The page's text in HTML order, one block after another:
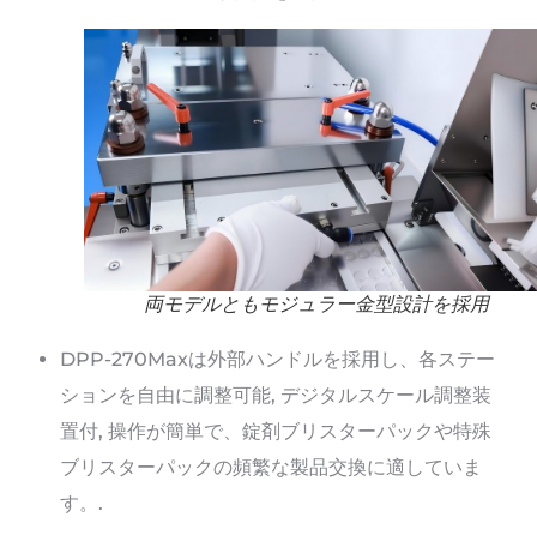
両モデルともモジュラー金型設計を採用
DPP-270Maxは外部ハンドルを採用し、各ステー
ションを自由に調整可能, デジタルスケール調整装
置付, 操作が簡単で、錠剤ブリスターパックや特殊
ブリスターパックの頻繁な製品交換に適していま
す。.